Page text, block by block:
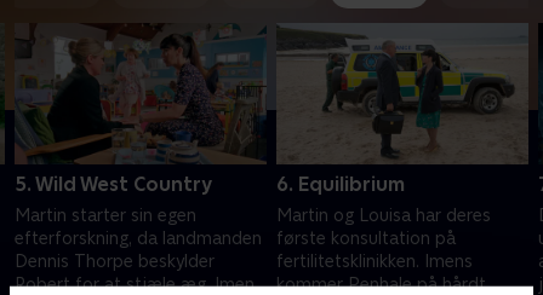
5. Wild West Country
Martin starter sin egen
efterforskning, da landmanden
Dennis Thorpe beskylder
Robert for at stjæle æg. Imens
6. Equilibrium
Martin og Louisa har deres
første konsultation på
fertilitetsklinikken. Imens
kommer Penhale på hårdt